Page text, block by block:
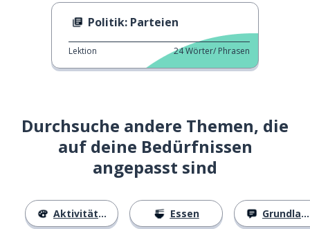
Politik: Parteien
Lektion 24Wörter/ Phrasen
Durchsuche andere Themen, die
auf deine Bedürfnissen
angepasst sind
Aktivitäten Essen Grundlagen